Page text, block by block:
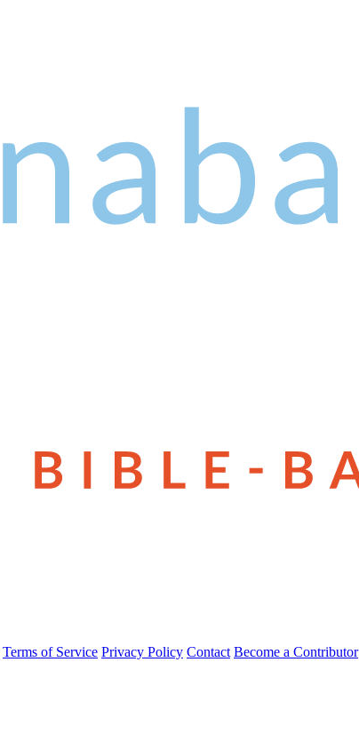
Terms of Service Privacy Policy Contact Become a Contributor